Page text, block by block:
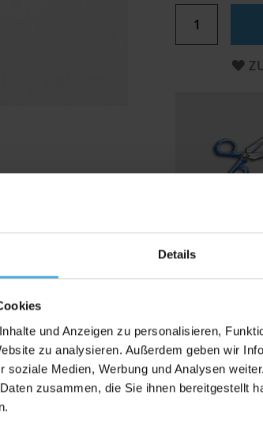
Details
und Anzeigen zu personalisieren,
zu analysieren. Außerdem geben wir
soziale Medien, Werbung und Analysen
zusammen, die Sie ihnen bereitgestellt
Bewertungen